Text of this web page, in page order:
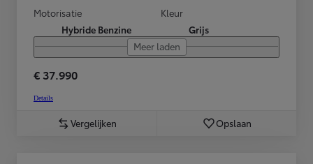
Motorisatie
Hybride Benzine
Kleur
Grijs
Meer laden
€ 37.990
Details
Vergelijken Opslaan